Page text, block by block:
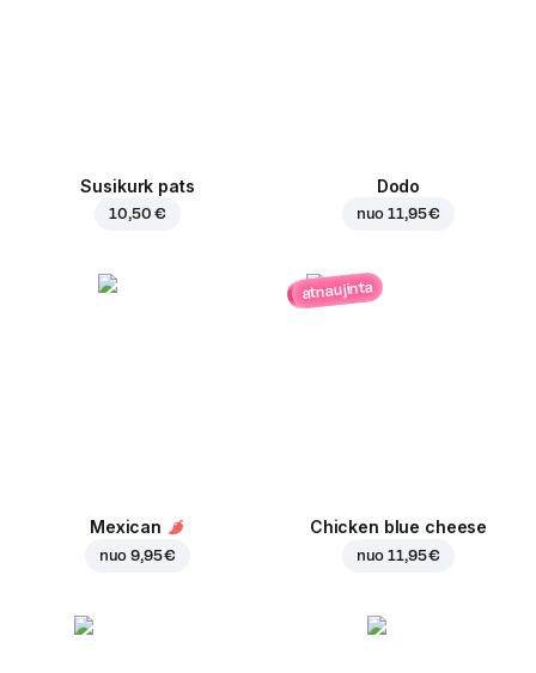
Susikurk pats
10,50 €
Dodo
nuo11,95 €
Mexican
nuo9,95 €
atnaujinta
Chicken blue cheese
nuo11,95 €